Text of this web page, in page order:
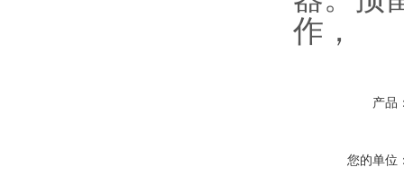
作，
产品
您的单位